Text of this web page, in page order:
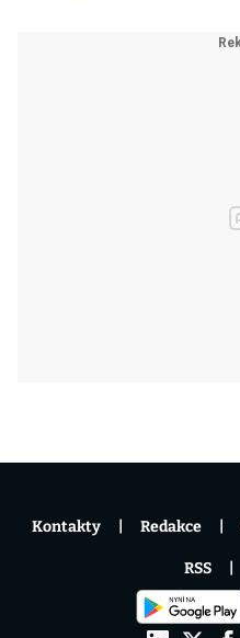
Kontakty Redakce
RSS